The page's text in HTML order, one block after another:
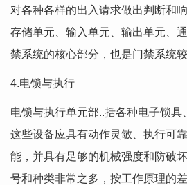
对各种各样的出入请求做出判断和
存储单元、输入单元、输出单元、
禁系统的核心部分，也是门禁系统较
4.电锁与执行
电锁与执行单元部..括各种电子锁具
这些设备应具有动作灵敏、执行可
能，并具有足够的机械强度和防破
号和种类非常之多，按工作原理的